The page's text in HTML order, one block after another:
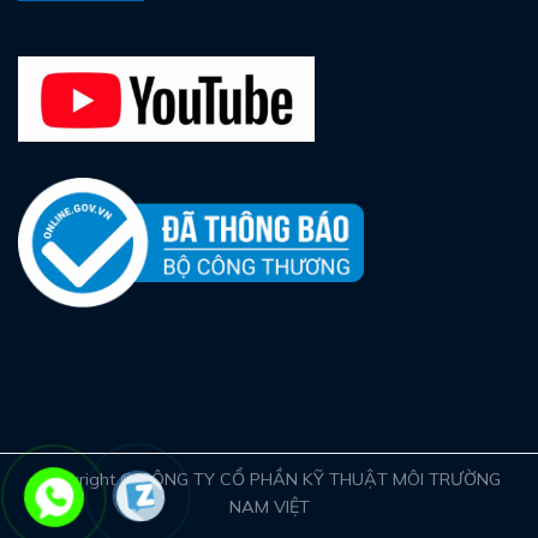
Copyright ©CÔNG TY CỔ PHẦN KỸ THUẬT MÔI TRƯỜNG
NAM VIỆT